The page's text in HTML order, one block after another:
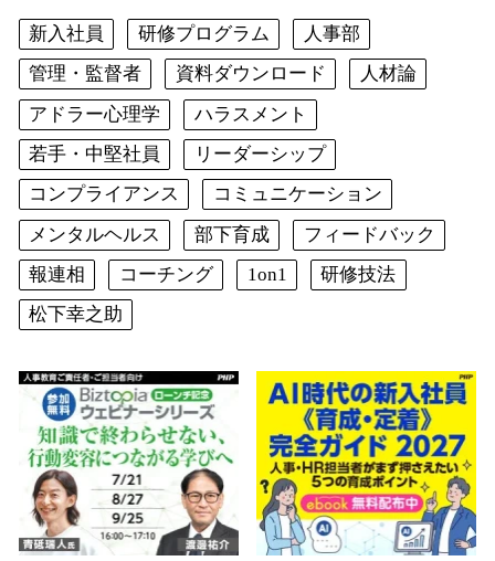
新入社員 研修プログラム
人事部
管理・監督者
資料ダウンロード
人材論
アドラー心理学
ハラスメント
若手・中堅社員
リーダーシップ
コンプライアンス
コミュニケーション
メンタルヘルス
部下育成
フィードバック
報連相
コーチング 1on1
研修技法
松下幸之助